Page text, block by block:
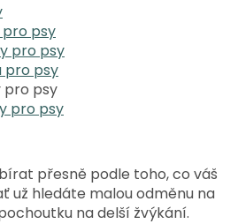
pro psy
pro psy
pro psy
pro psy
pro psy
přesně podle toho, co váš
už hledáte malou odměnu na
na delší žvýkání.